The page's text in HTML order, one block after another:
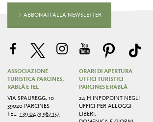
ABBONATI ALLA NEWSLETTER
ASSOCIAZIONE
TURISTICA PARCINES,
RABLÀ E TEL
VIA SPAUREGG, 10
39020 PARCINES
TEL.+39 0473 967 157
ORARI DI APERTURA
UFFICI TURISTICI
PARCINES E RABLÀ
24 H INFOPOINT NEGLI
UFFICI PER ALLOGGI
LIBERI.